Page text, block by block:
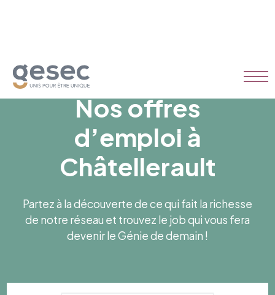
Nos offres
d’emploi à
Châtellerault
Partez à la découverte de ce qui fait la richesse
de notre réseau et trouvez le job qui vous fera
devenir le Génie de demain !